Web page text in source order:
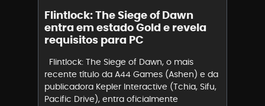
Flintlock: The Siege of Dawn
entra em estado Gold e revela
requisitos para PC
Flintlock: The Siege of Dawn, o mais
recente título da A44 Games (Ashen) e da
publicadora Kepler Interactive (Tchia, Sifu,
Pacific Drive), entra oficialmente